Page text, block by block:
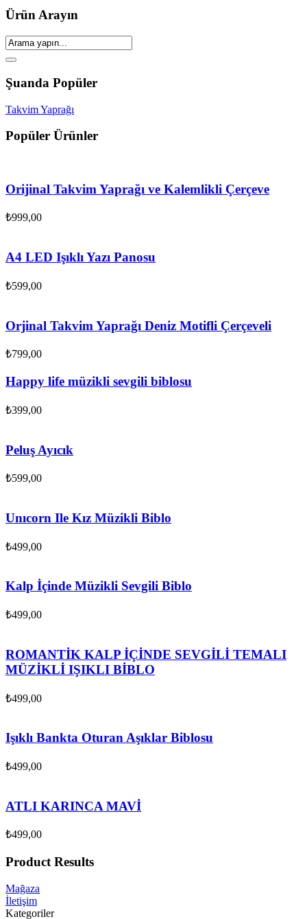
Ürün Arayın
Şuanda Popüler
Takvim Yaprağı
Popüler Ürünler
Orijinal Takvim Yaprağı ve Kalemlikli Çerçeve
₺999,00
A4 LED Işıklı Yazı Panosu
₺599,00
Orjinal Takvim Yaprağı Deniz Motifli Çerçeveli
₺799,00
Happy life müzikli sevgili biblosu
₺399,00
Peluş Ayıcık
₺599,00
Unıcorn Ile Kız Müzikli Biblo
₺499,00
Kalp İçinde Müzikli Sevgili Biblo
₺499,00
ROMANTİK KALP İÇİNDE SEVGİLİ TEMALI
MÜZİKLİ IŞIKLI BİBLO
₺499,00
Işıklı Bankta Oturan Aşıklar Biblosu
₺499,00
ATLI KARINCA MAVİ
₺499,00
Product Results
Mağaza
İletişim
Kategoriler